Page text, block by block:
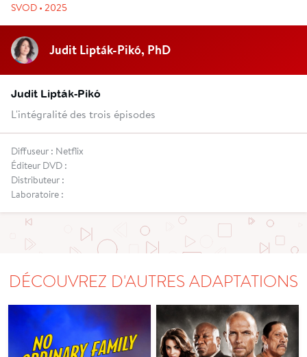
SVOD • 2025
Judit Lipták-Pikó, PhD
Judit Lipták-Pikó
L'intégralité des trois épisodes
Diffuseur : Netflix
Éditeur DVD :
Distributeur :
Laboratoire :
DÉCOUVREZ D'AUTRES ADAPTATIONS